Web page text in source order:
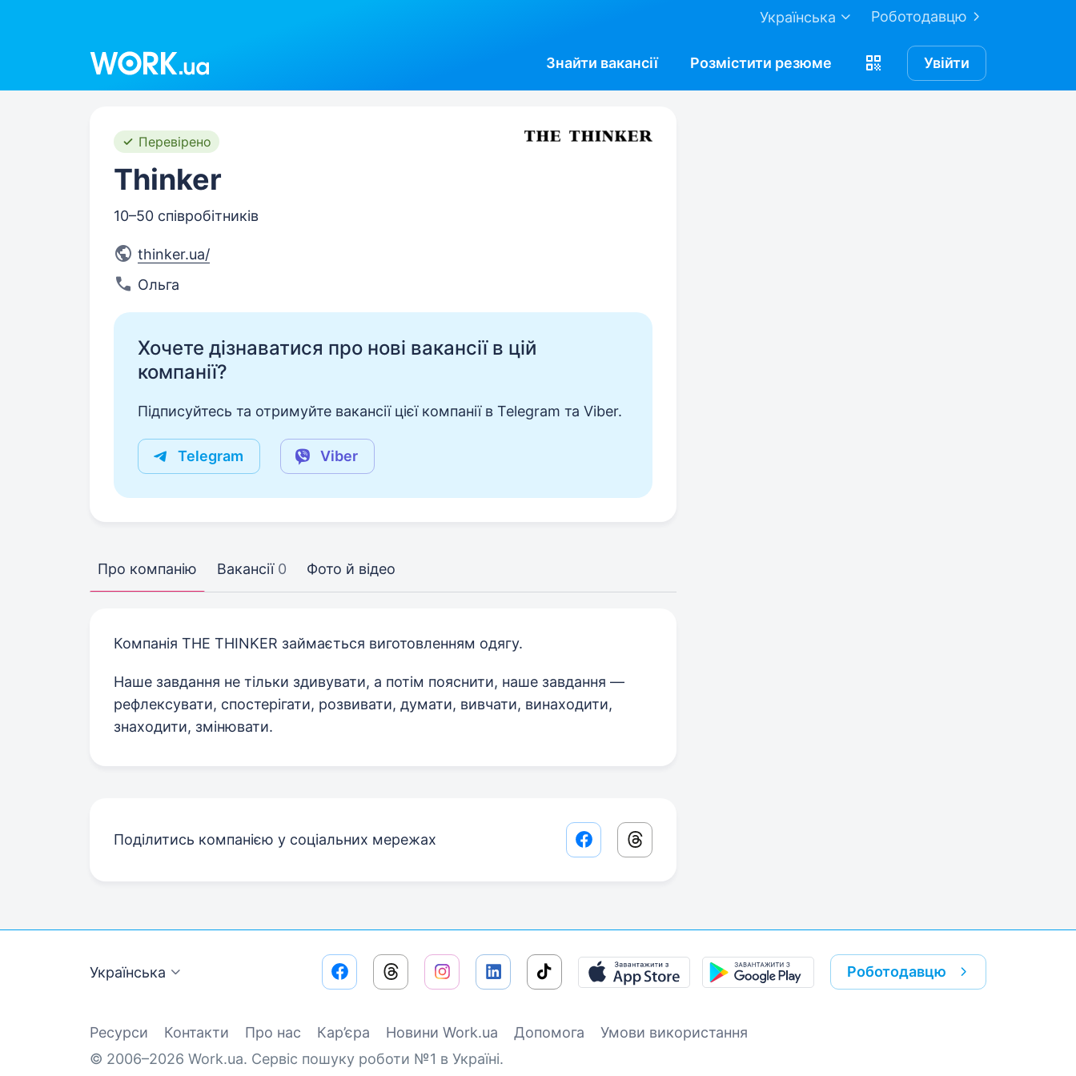
Роботодавцю
Українська
Знайти вакансії Розмістити резюме Увійти
Перевірено
Thinker
10–50 співробітників
thinker.ua/
Ольга
Хочете дізнаватися про нові вакансії в цій
компанії?
Підписуйтесь та отримуйте вакансії цієї компанії в Telegram та Viber.
Telegram Viber
Про компанію Вакансії 0 Фото й відео
Компанія THE THINKER займається виготовленням одягу.
Наше завдання не тільки здивувати, а потім пояснити, наше завдання —
рефлексувати, спостерігати, розвивати, думати, вивчати, винаходити,
знаходити, змінювати.
Поділитись компанією у соціальних мережах Facebook share link
Threads share link
Українська Роботодавцю
Ресурси Контакти Про нас Кар’єра Новини Work.ua Допомога
Умови використання
© 2006–2026 Work.ua. Сервіс пошуку роботи №1 в Україні.